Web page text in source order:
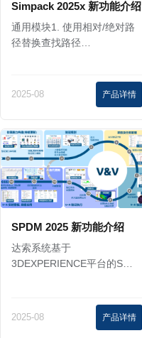
Simpack 2025x 新功能介绍
通用模块1. 使用相对/绝对路
径替换查找路径…
2025-08 产品详情
SPDM 2025 新功能介绍
达索系统基于
3DEXPERIENCE平台的S…
2025-08 产品详情